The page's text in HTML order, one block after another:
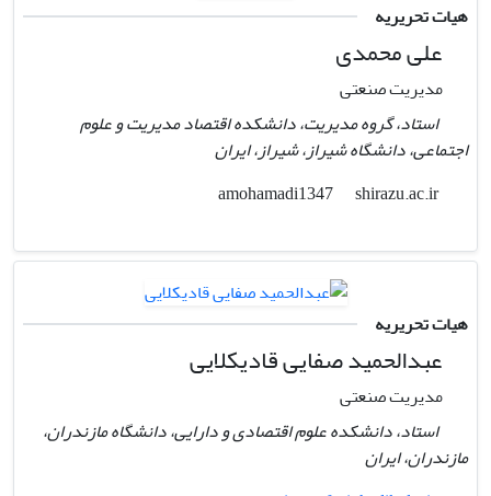
هیات تحریریه
علی محمدی
مدیریت صنعتی
استاد، گروه مدیریت، دانشکده اقتصاد مدیریت و علوم
اجتماعی، دانشگاه شیراز، شیراز، ایران
amohamadi1347
shirazu.ac.ir
هیات تحریریه
عبدالحمید صفایی قادیکلایی
مدیریت صنعتی
استاد، دانشکده علوم اقتصادی و دارایی، دانشگاه مازندران،
مازندران،‌ ایران